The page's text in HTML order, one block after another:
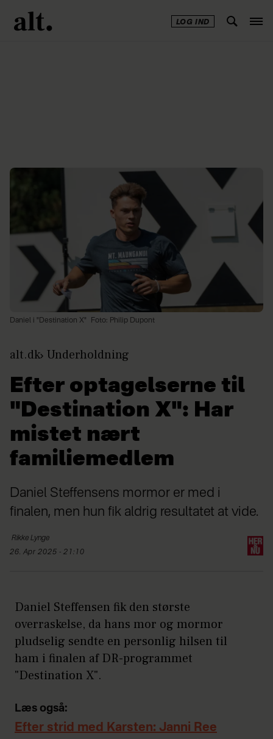
LOG IND
Daniel i "Destination X" Foto: Philip Dupont
alt.dk Underholdning
Efter optagelserne til
"Destination X": Har
mistet nært
familiemedlem
Daniel Steffensens mormor er med i
finalen, men hun fik aldrig resultatet at vide.
Rikke Lynge
26. Apr 2025 - 21:10
Daniel Steffensen fik den største
overraskelse, da hans mor og mormor
pludselig sendte en personlig hilsen til
ham i finalen af DR-programmet
"Destination X".
Læs også:
Efter strid med Karsten: Janni Ree